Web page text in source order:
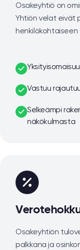
Osakeyhtiö on
Yhtiön velat eivät
Vastuu
Selkeämpi
näkökulmasta
Osakeyhtiön
palkkana ja